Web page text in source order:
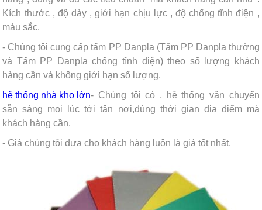
Kích thước , độ dày , giới hạn chịu lực , độ chống tĩnh điện ,
màu sắc.
- Chúng tôi cung cấp tấm PP Danpla (Tấm PP Danpla thường
và Tấm PP Danpla chống tĩnh điện) theo số lượng khách
hàng cần và không giới hạn số lượng.
- Chúng tôi có
hệ thống nhà kho lớn
, hệ thống vận chuyển
sẵn sàng mọi lúc tới tận nơi,đúng thời gian địa điểm mà
khách hàng cần.
- Giá chúng tôi đưa cho khách hàng luôn là giá tốt nhất.